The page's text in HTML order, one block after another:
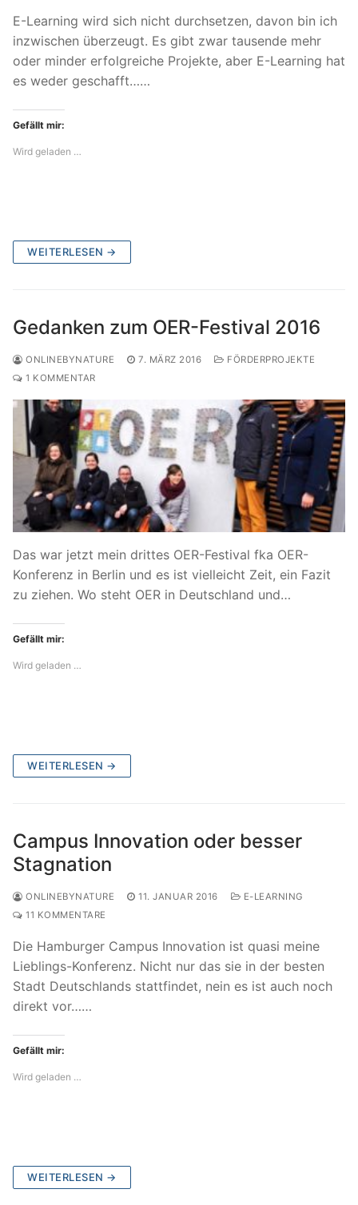
E-Learning wird sich nicht durchsetzen, davon bin ich
inzwischen überzeugt. Es gibt zwar tausende mehr
oder minder erfolgreiche Projekte, aber E-Learning hat
es weder geschafft……
Gefällt mir:
Wird geladen …
WEITERLESEN →
Gedanken zum OER-Festival 2016
ONLINEBYNATURE 7. MÄRZ 2016
FÖRDERPROJEKTE
1 KOMMENTAR
Das war jetzt mein drittes OER-Festival fka OER-
Konferenz in Berlin und es ist vielleicht Zeit, ein Fazit
zu ziehen. Wo steht OER in Deutschland und…
Gefällt mir:
Wird geladen …
WEITERLESEN →
Campus Innovation oder besser
Stagnation
ONLINEBYNATURE 11. JANUAR 2016
E-LEARNING
11 KOMMENTARE
Die Hamburger Campus Innovation ist quasi meine
Lieblings-Konferenz. Nicht nur das sie in der besten
Stadt Deutschlands stattfindet, nein es ist auch noch
direkt vor……
Gefällt mir:
Wird geladen …
WEITERLESEN →